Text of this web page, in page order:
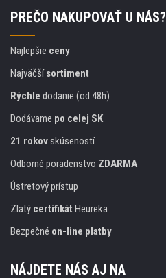
PREČO NAKUPOVAŤ U NÁS?
Najlepšie ceny
Najväčšísortiment
Rýchle dodanie (od 48h)
Dodávame po celej SK
21 rokovskúseností
Odborné poradenstvo ZDARMA
Ústretový prístup
Zlatý certifikát Heureka
Bezpečné on-line platby
NÁJDETE NÁS AJ NA